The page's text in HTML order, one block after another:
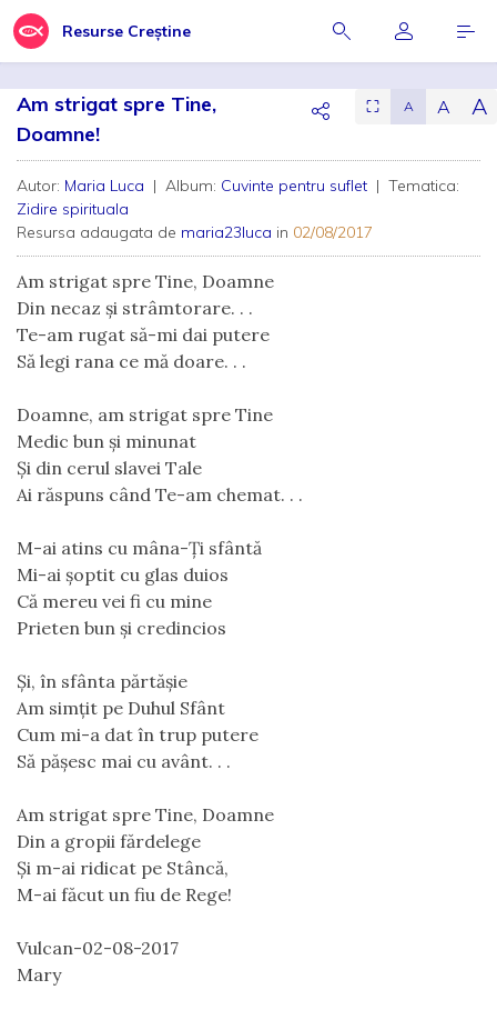
Resurse Creștine
Am strigat spre Tine,
Doamne!
⛶ A A A
Autor: Maria Luca | Album: Cuvinte pentru suflet | Tematica:
Zidire spirituala
Resursa adaugata de maria23luca in 02/08/2017
Am strigat spre Tine, Doamne
Din necaz și strâmtorare. . .
Te-am rugat să-mi dai putere
Să legi rana ce mă doare. . .
Doamne, am strigat spre Tine
Medic bun și minunat
Și din cerul slavei Tale
Ai răspuns când Te-am chemat. . .
M-ai atins cu mâna-Ți sfântă
Mi-ai șoptit cu glas duios
Că mereu vei fi cu mine
Prieten bun și credincios
Și, în sfânta părtășie
Am simțit pe Duhul Sfânt
Cum mi-a dat în trup putere
Să pășesc mai cu avânt. . .
Am strigat spre Tine, Doamne
Din a gropii fărdelege
Și m-ai ridicat pe Stâncă,
M-ai făcut un fiu de Rege!
Vulcan-02-08-2017
Mary